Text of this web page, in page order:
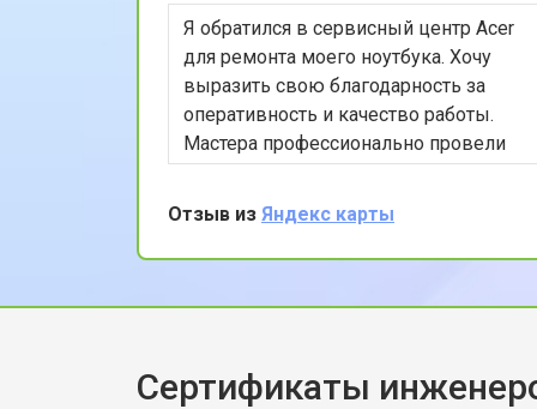
Замена Wi-Fi ноутбука Acer
Ремонт цепи питания
Замена USB порта
Замена звуковой карты
Замена кулера ноутбука Acer
Я обратился в сервисный центр Acer
для ремонта моего ноутбука. Хочу
выразить свою благодарность за
оперативность и качество работы.
Мастера профессионально провели
диагностику и быстро устранили
проблему. Особенно порадовала
гарантия на ремонтные работы.
Рекомендую этот сервис всем, кто
обслуживания.
Отзыв из Яндекс карты
Сертификаты